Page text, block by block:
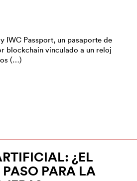
IWC Passport, un pasaporte de
blockchain vinculado a un reloj
(…)
¿EL
PARA LA